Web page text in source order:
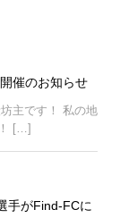
催のお知らせ
主です！ 私の地
[…]
手がFind-FCに